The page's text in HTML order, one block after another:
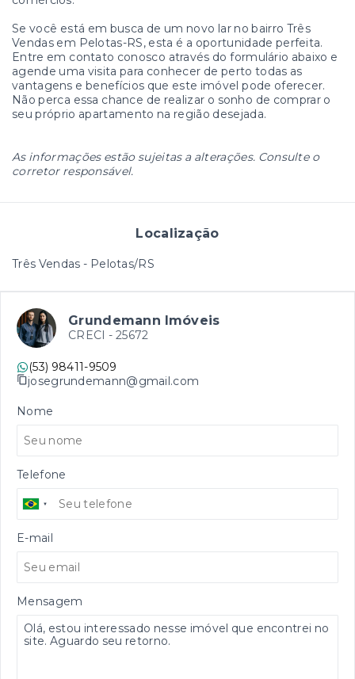
Se você está em busca de um novo lar no bairro Três
Vendas em Pelotas-RS, esta é a oportunidade perfeita.
Entre em contato conosco através do formulário abaixo e
agende uma visita para conhecer de perto todas as
vantagens e benefícios que este imóvel pode oferecer.
Não perca essa chance de realizar o sonho de comprar o
seu próprio apartamento na região desejada.
As informações estão sujeitas a alterações. Consulte o
corretor responsável.
Localização
Três Vendas - Pelotas/RS
Grundemann Imóveis
CRECI - 25672
(53) 98411-9509
josegrundemann@gmail.com
Nome
Telefone
E-mail
Mensagem